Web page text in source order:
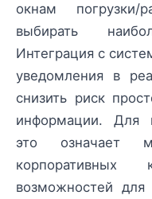
окнам погрузки/
выбирать
Интеграция с
уведомления в
снизить риск
информации. Для
это означает
возможностей для